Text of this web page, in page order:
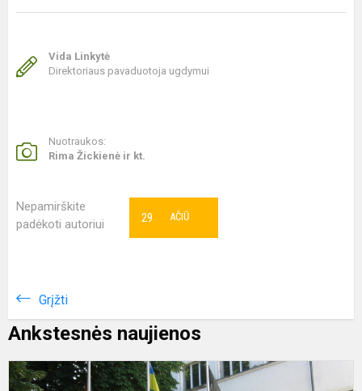
Vida Linkytė
Direktoriaus pavaduotoja ugdymui
Nuotraukos:
Rima Žickienė ir kt.
Nepamirškite
padėkoti autoriui
AČIŪ
29
Grįžti
Ankstesnės naujienos